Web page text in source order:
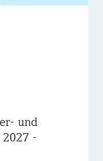
und
-